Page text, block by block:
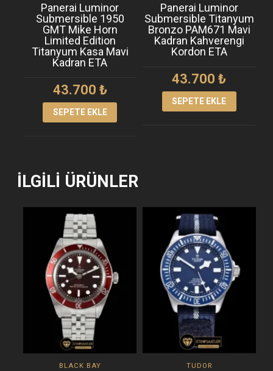
Panerai Luminor
Submersible 1950
GMT Mike Horn
Limited Edition
Titanyum Kasa Mavi
Kadran ETA
43.700 ₺
SEPETE EKLE
Panerai Luminor
Submersible Titanyum
Bronzo PAM671 Mavi
Kadran Kahverengi
Kordon ETA
43.700₺
SEPETE EKLE
İLGILI ÜRÜNLER
BLACK BAY TUDOR